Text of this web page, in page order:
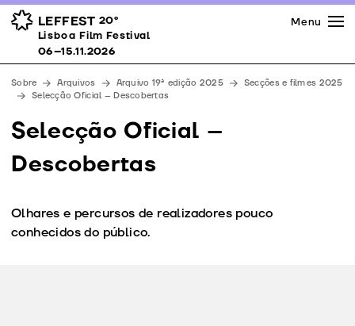
LEFFEST 20º
Lisboa Film Festival 06–15.11.2026
Prémios
Espaços
Apoios
Equipa
Downloads
Contactos
Menu
Lisboa Film Festival
06–15.11.2026
Sobre Arquivos Arquivo 19ª edição 2025
Secções e filmes 2025
Selecção Oficial – Descobertas
Selecção Oficial –
Descobertas
Olhares e percursos de realizadores pouco
conhecidos do público.